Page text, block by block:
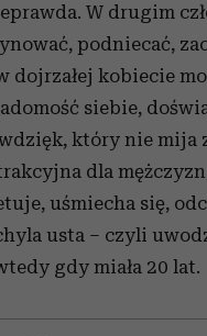
W drugim
podniecać,
dojrzałej kobiecie
siebie,
który nie mija
dla
uśmiecha się,
usta – czyli
gdy miała 20 lat.